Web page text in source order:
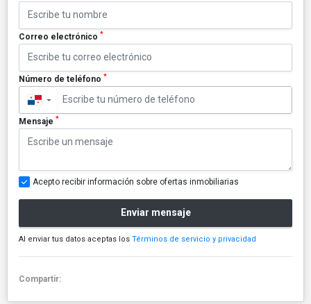
Correo electrónico *
Número de teléfono *
▼
Mensaje *
Acepto recibir información sobre ofertas inmobiliarias
Enviar mensaje
Al enviar tus datos aceptas los Términos de servicio y privacidad
Compartir: